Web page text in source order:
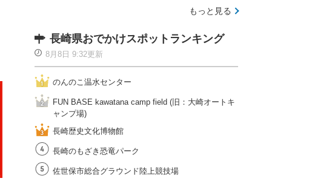
もっと見る
長崎県おでかけスポットランキング
8月8日 9:32更新
のんのこ温水センター
FUN BASE kawatana camp field (旧：大崎オートキ
ャンプ場)
長崎歴史文化博物館
長崎のもざき恐竜パーク
佐世保市総合グラウンド陸上競技場